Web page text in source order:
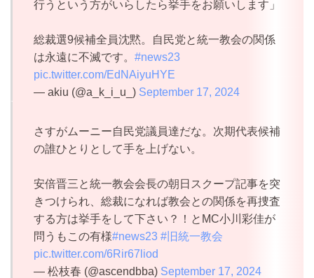
行うという方がいらしたら挙手をお願いします」
総裁選9候補全員沈黙。自民党と統一教会の関係
は永遠に不滅です。 #news23
pic.twitter.com/EdNAiyuHYE
— akiu (@a_k_i_u_) September 17, 2024
さすがムーニー自民党議員達だな。次期代表候補
の誰ひとりとして手を上げない。
安倍晋三と統一教会会長の朝日スクープ記事を突
きつけられ、総裁になれば教会との関係を再捜査
する方は挙手をして下さい？！とMC小川彩佳が
問うもこの有様#news23 #旧統一教会
pic.twitter.com/6Rir67liod
— 松枝春 (@ascendbba) September 17, 2024